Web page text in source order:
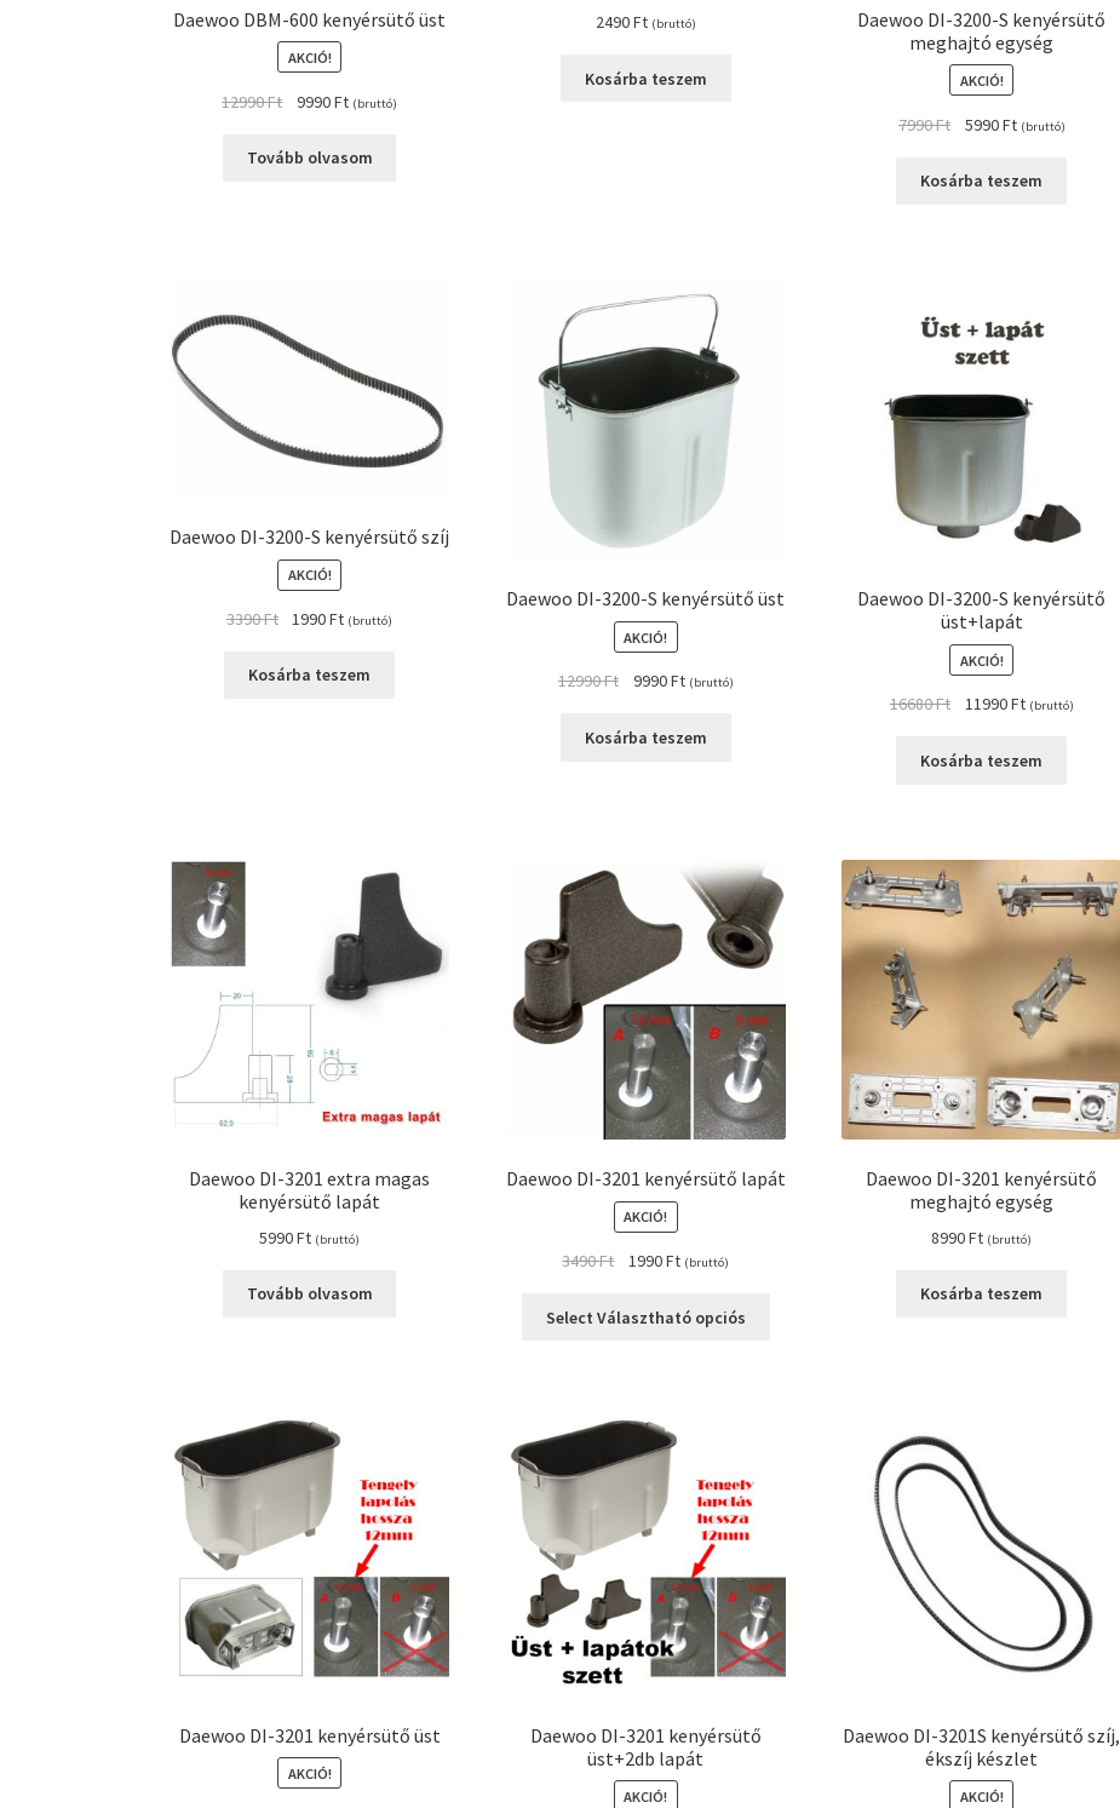
Daewoo DBM-600 kenyérsütő üst
AKCIÓ!
12990Ft
Original
was:
9990FtCurrent
is:
(bruttó)
Tovább olvasom
2490Ft (bruttó)
Kosárba teszem
Daewoo DI-3200-S kenyérsütő
meghajtó egység
AKCIÓ!
7990Ft
Original
was:
5990FtCurrent
is:
(bruttó)
Kosárba teszem
Daewoo DI-3200-S kenyérsütő szíj
AKCIÓ!
3390Ft
Original
was:
1990FtCurrent
is:
(bruttó)
Kosárba teszem
Daewoo DI-3200-S kenyérsütő üst
AKCIÓ!
12990Ft
Original
was:
9990FtCurrent
is:
(bruttó)
Kosárba teszem
Daewoo DI-3200-S kenyérsütő
üst+lapát
AKCIÓ!
16680Ft
Original
was:
11990FtCurrent
is:
(bruttó)
Kosárba teszem
Daewoo DI-3201 extra magas
kenyérsütő lapát
5990Ft (bruttó)
Tovább olvasom
Daewoo DI-3201 kenyérsütő lapát
AKCIÓ!
3490Ft
Original
was:
1990FtCurrent
is:
(bruttó)
Select Választható opciós
Daewoo DI-3201 kenyérsütő
meghajtó egység
8990Ft (bruttó)
Kosárba teszem
Daewoo DI-3201 kenyérsütő üst
AKCIÓ!
Daewoo DI-3201 kenyérsütő
üst+2db lapát
AKCIÓ!
Daewoo DI-3201S kenyérsütő szíj,
ékszíj készlet
AKCIÓ!